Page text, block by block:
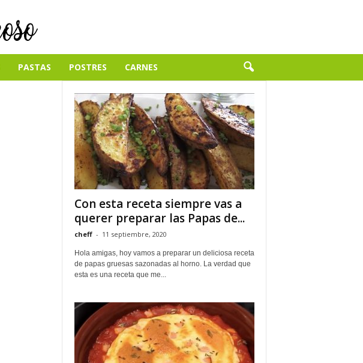
PASTAS POSTRES CARNES
Con esta receta siempre vas a
querer preparar las Papas de...
cheff - 11 septiembre, 2020
Hola amigas, hoy vamos a preparar un deliciosa receta
de papas gruesas sazonadas al horno. La verdad que
esta es una receta que me...